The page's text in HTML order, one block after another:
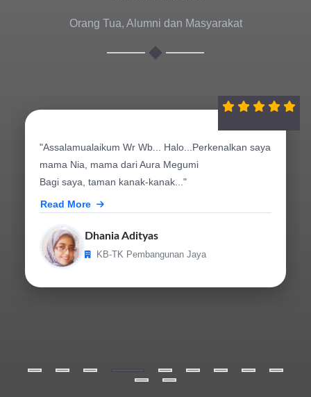
Orang Tua, Alumni dan Masyarakat
"Assalamualaikum Wr Wb... Halo...Perkenalkan saya
mama Nia, mama dari Aura Megumi
Bagi saya, taman kanak-kanak..."
Read More
Dhania Adityas
KB-TK Pembangunan Jaya